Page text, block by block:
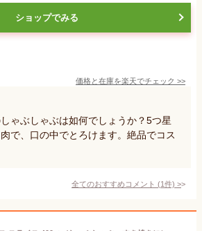
ショップでみる
価格と在庫を楽天でチェック >>
ゃぶしゃぶは如何でしょうか？5つ星
で、口の中でとろけます。絶品でコス
全てのおすすめコメント (1件) >